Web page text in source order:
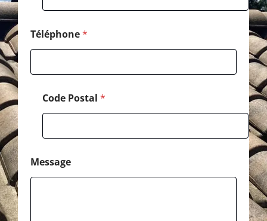
g
Téléphone*
Code Postal *
Message